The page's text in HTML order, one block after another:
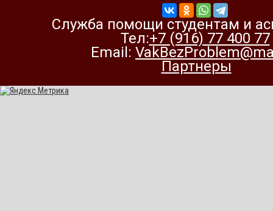
Служба помощи студентам и
Тел:+7 (916) 77 400 77
Email:
Партнеры